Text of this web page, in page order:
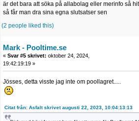
är det bara att söka på allabolag eller merinfo så
så får man dra sina egna slutsatser sen
(2 people liked this)
Mark - Pooltime.se
« Svar #5 skrivet: oktober 24, 2024,
19:42:19:19 »
Jösses, detta visste jag inte om poollagret.....
Citat från: Asfalt skrivet augusti 22, 2023, 10:04:13:13